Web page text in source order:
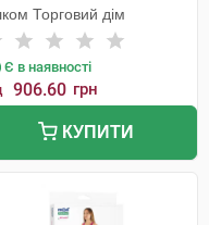
Торговий дім
Є в наявності
906.60 грн
КУПИТИ